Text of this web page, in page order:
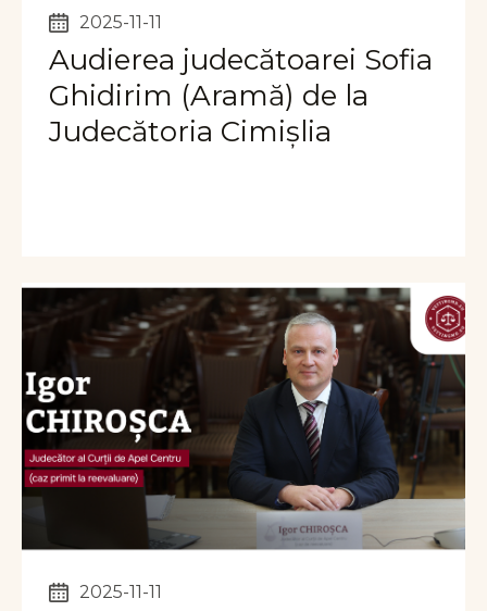
2025-11-11
Audierea judecătoarei Sofia
Ghidirim (Aramă) de la
Judecătoria Cimișlia
2025-11-11